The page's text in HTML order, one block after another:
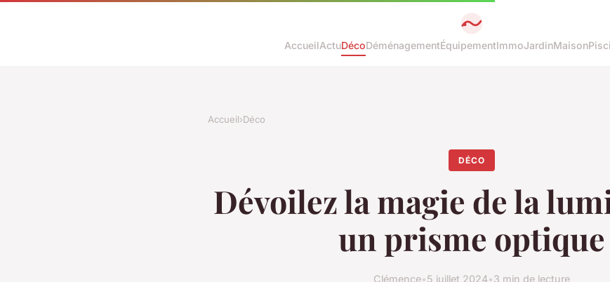
AccueilActuDécoDéménagementÉquipementImmoJardinMaison
Accueil›Déco
DÉCO
Dévoilez la magie de la
un prisme optique
Clémence•5 juillet 2024•3 min de lecture